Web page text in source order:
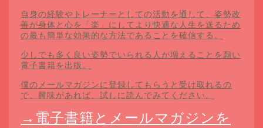
自身の経験やトレーナーとしての活動を通して、姿勢改
善が身体と心を「楽」にしてより快適な人生を送るため
の最も簡単な効果的な方法であることを確信する。
少しでも多く良い姿勢でいられる人が増えることを願い
電子書籍を出版。
僕のメールマガジンに登録してもらうと受け取れるの
で、興味があれば、試しに読んでみてください。
→電子書籍とメールマガジンを